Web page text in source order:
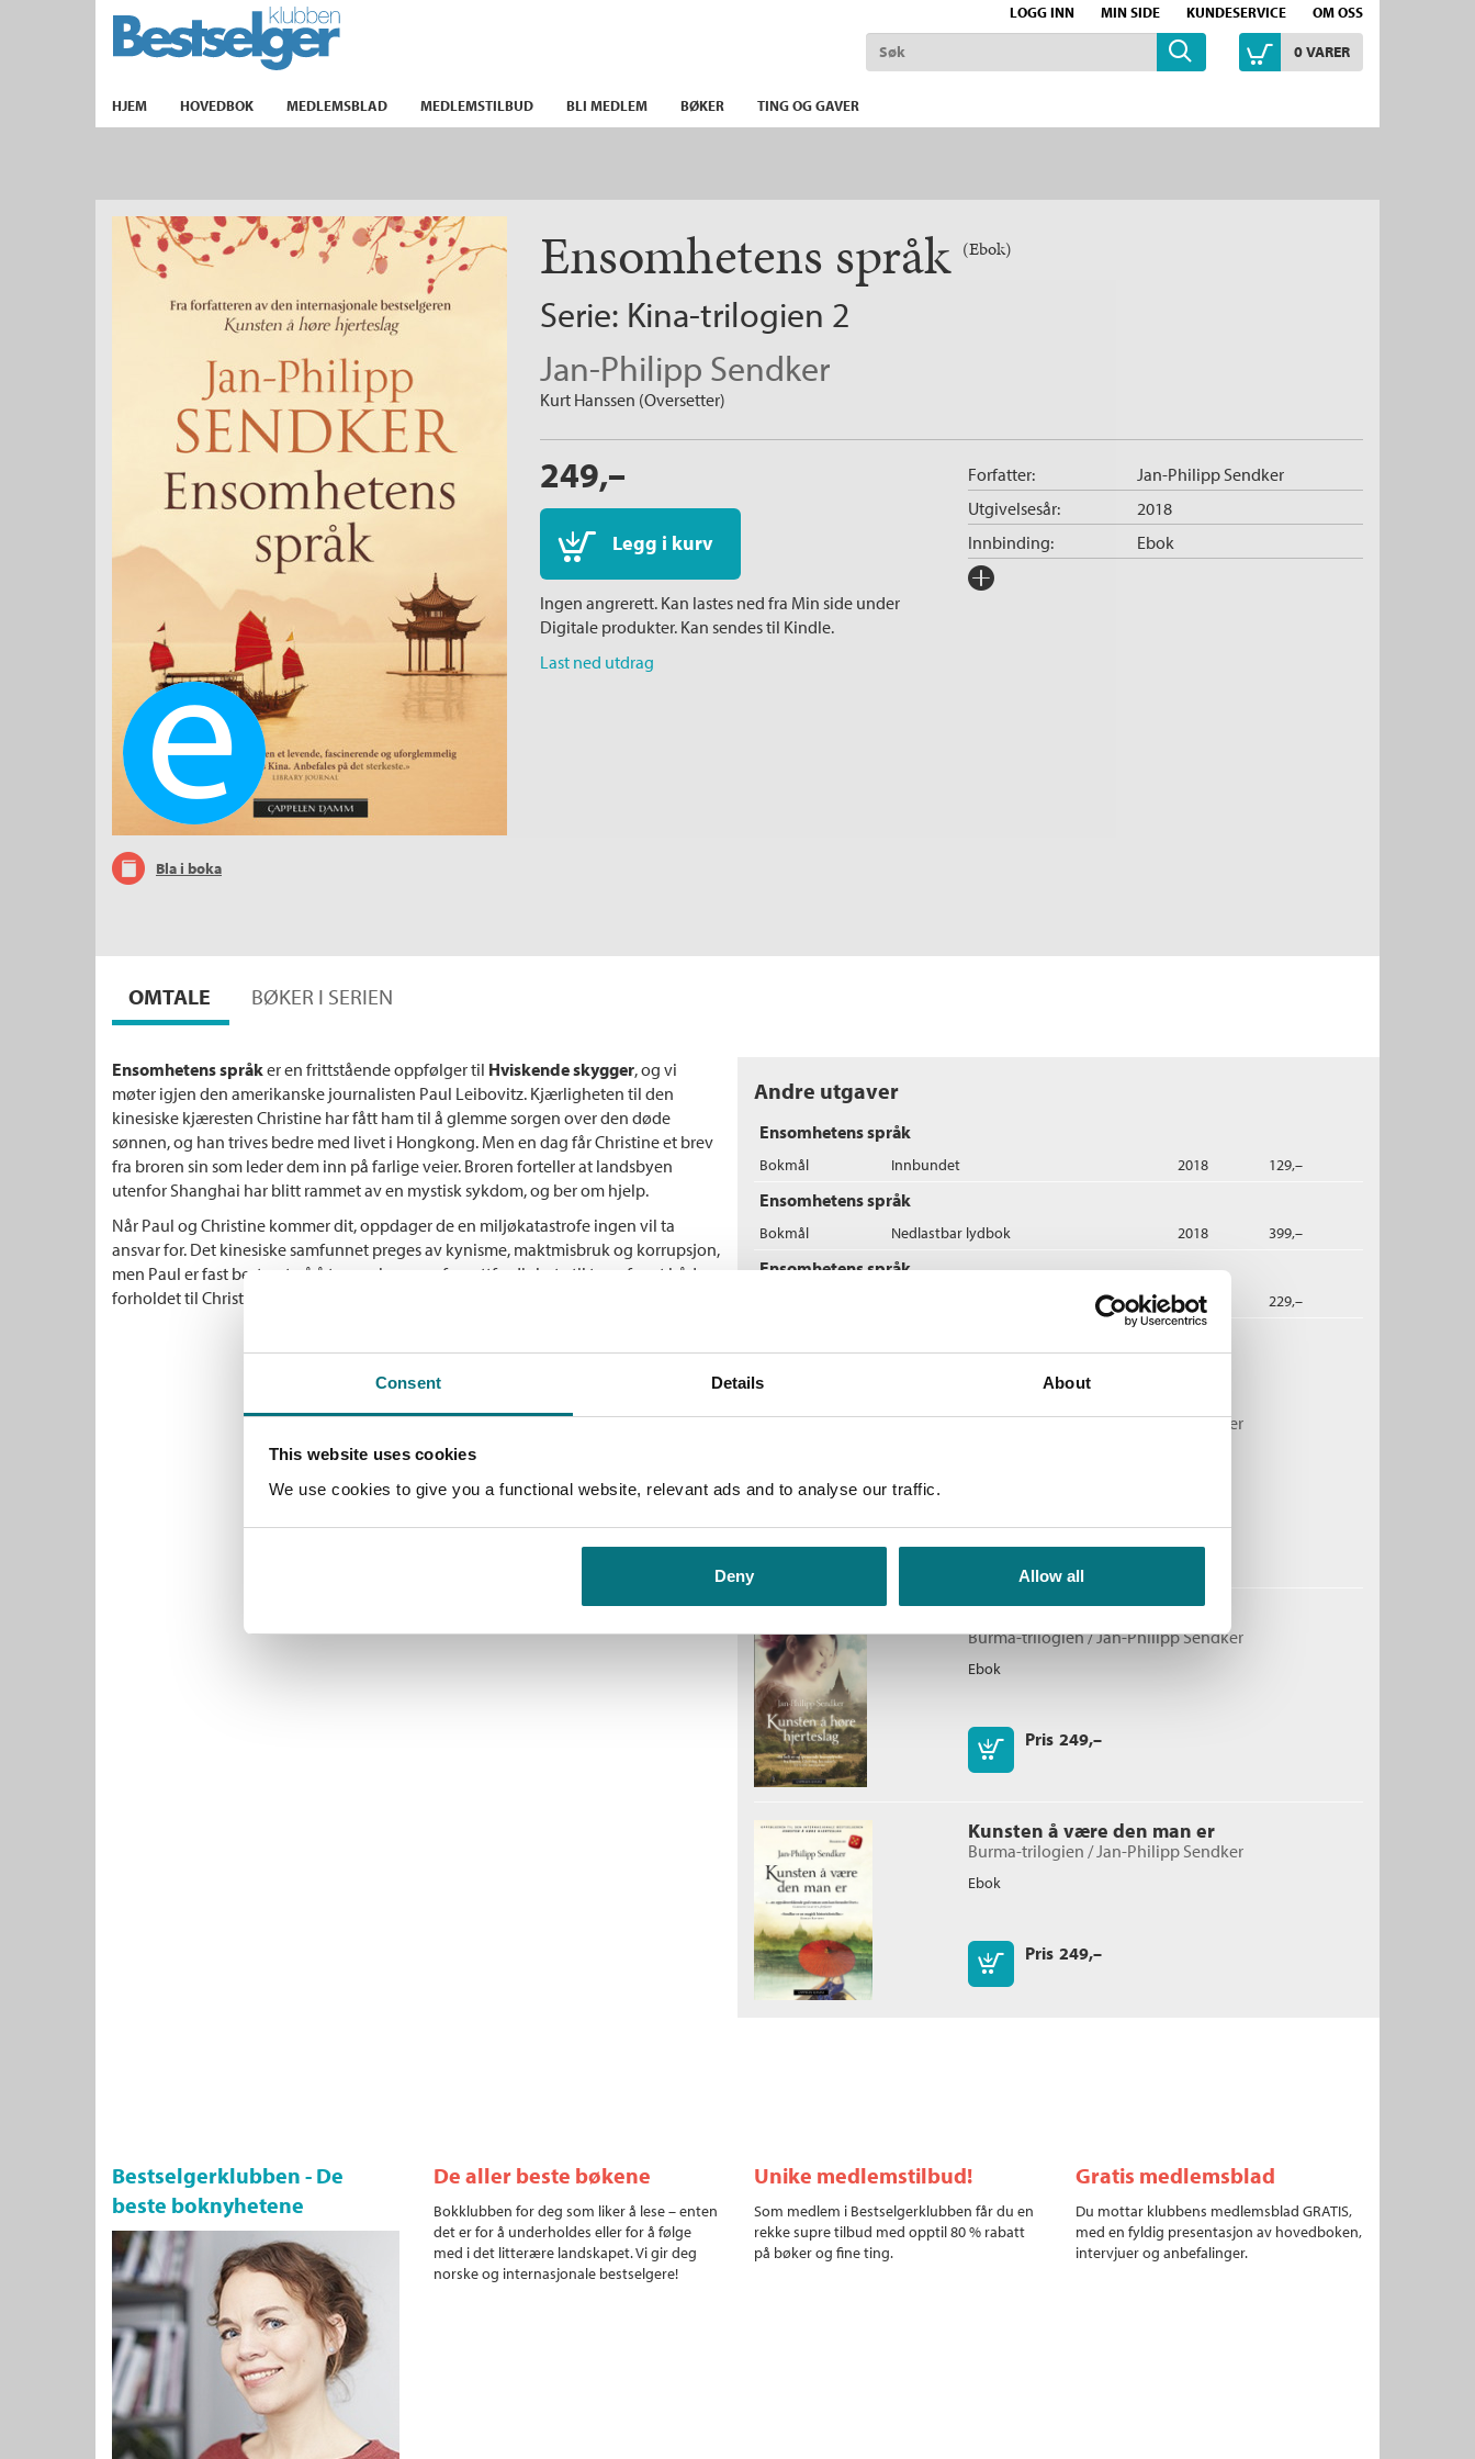
Consent Details About
This website uses cookies
We use cookies to give you a functional website, relevant ads and to analyse our traffic.
Deny Allow all
LOGG INN MIN SIDE KUNDESERVICE OM OSS
TIL FORSIDEN
0VARER
HJEM HOVEDBOK MEDLEMSBLAD MEDLEMSTILBUD BLI MEDLEM BØKER TING OG GAVER
Ebok
Bla i boka
Ensomhetens språk (Ebok)
Serie: Kina-trilogien 2
Jan-Philipp Sendker
Kurt Hanssen (Oversetter)
249,–
Legg i kurv
Ingen angrerett. Kan lastes ned fra Min side under
Digitale produkter. Kan sendes til Kindle.
Last ned utdrag
Forfatter: Jan-Philipp Sendker
Innbinding: Ebok
Utgivelsesår: 2018
Forlag:
OMTALE BØKER I SERIEN
Ensomhetens språker en frittstående oppfølger til Hviskende skygger, og vi
møter igjen den amerikanske journalisten Paul Leibovitz. Kjærligheten til den
kinesiske kjæresten Christine har fått ham til å glemme sorgen over den døde
sønnen, og han trives bedre med livet i Hongkong. Men en dag får Christine et brev
fra broren sin som leder dem inn på farlige veier. Broren forteller at landsbyen
utenfor Shanghai har blitt rammet av en mystisk sykdom, og ber om hjelp.
Når Paul og Christine kommer dit, oppdager de en miljøkatastrofe ingen vil ta
ansvar for. Det kinesiske samfunnet preges av kynisme, maktmisbruk og korrupsjon,
men Paul er fast bestemt på å ta opp kampen for rettferdighet - til tross for at både
forholdet til Christine og hans eget liv er i fare.
Andre utgaver
Ensomhetens språk
Bokmål Innbundet 2018 129,–
Ensomhetens språk
Bokmål Nedlastbar lydbok 2018 399,–
Ensomhetens språk
2019 229,–
Flere bøker av Jan-Philipp Sendker:
Burma-trilogien /Jan-Philipp Sendker
Pris 249,–
Kjøp
Burma-trilogien /Jan-Philipp Sendker
Ebok
Pris 249,–
Kjøp
Kunsten å være den man er
Burma-trilogien / Jan-Philipp Sendker
Ebok
Pris 249,–
Kjøp
Bestselgerklubben - De
beste boknyhetene
De aller beste bøkene
Bokklubben for deg som liker å lese – enten
det er for å underholdes eller for å følge
med i det litterære landskapet. Vi gir deg
norske og internasjonale bestselgere!
Unike medlemstilbud!
Som medlem i Bestselgerklubben får du en
rekke supre tilbud med opptil 80 % rabatt
på bøker og fine ting.
Gratis medlemsblad
Du mottar klubbens medlemsblad GRATIS,
med en fyldig presentasjon av hovedboken,
intervjuer og anbefalinger.